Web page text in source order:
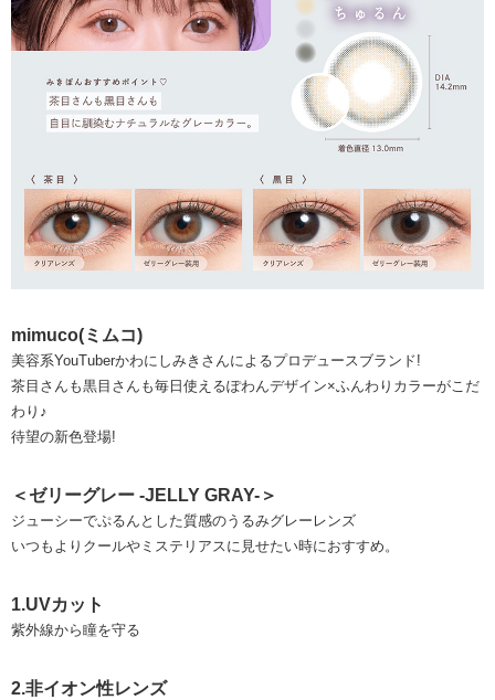
mimuco(ミムコ)
美容系YouTuberかわにしみきさんによるプロデュースブランド!
茶目さんも黒目さんも毎日使えるぽわんデザイン×ふんわりカラーがこだ
わり♪
待望の新色登場!
＜ゼリーグレー -JELLY GRAY-＞
ジューシーでぷるんとした質感のうるみグレーレンズ
いつもよりクールやミステリアスに見せたい時におすすめ。
1.UVカット
紫外線から瞳を守る
2.非イオン性レンズ